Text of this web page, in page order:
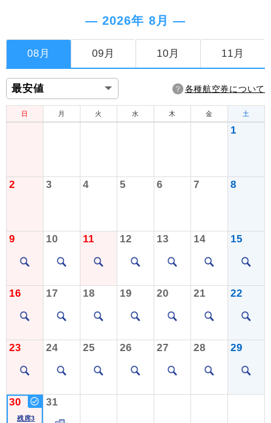
― 2026年 8月 ―
08月 09月 10月 11月
各種航空券について
日 月 火 水 木 金 土
1
2 3 4 5 6 7 8
9 10 11 12 13 14 15
16 17 18 19 20 21 22
23 24 25 26 27 28 29
30
残席3
31